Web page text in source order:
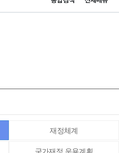
입니다.
재정체계